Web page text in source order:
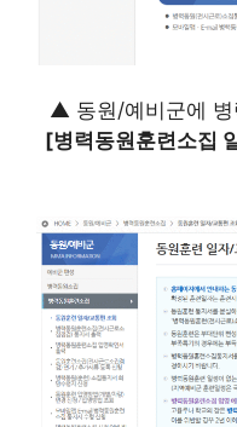
▲ 동원/예비군에 병
[병력동원훈련소집